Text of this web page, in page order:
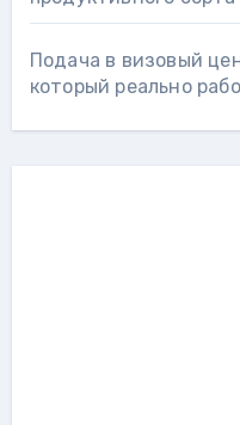
Подача в визовый
который реально